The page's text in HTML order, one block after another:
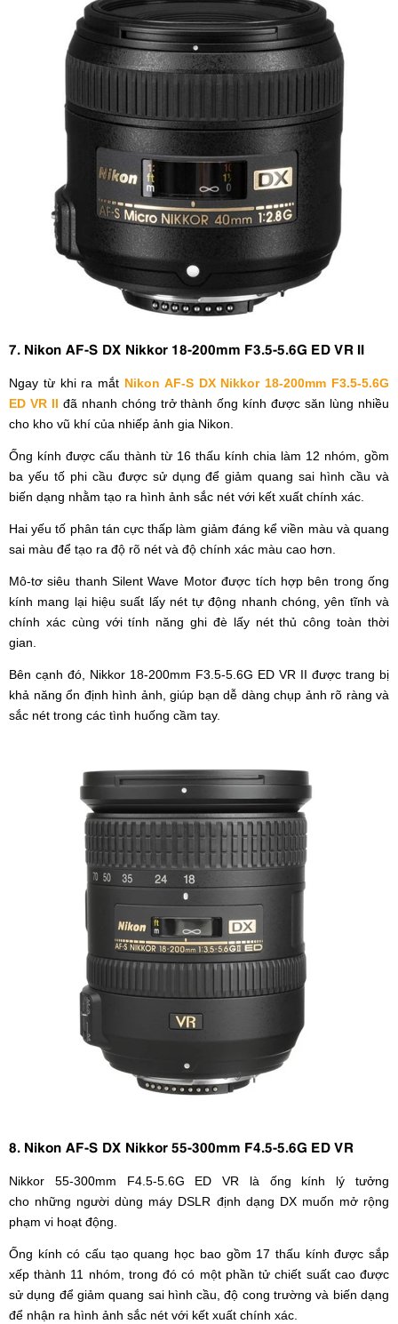
7. Nikon AF-S DX Nikkor 18-200mm F3.5-5.6G ED VR II
Ngay từ khi ra mắt Nikon AF-S DX Nikkor 18-200mm F3.5-5.6G
ED VR II đã nhanh chóng trở thành ống kính được săn lùng nhiều
cho kho vũ khí của nhiếp ảnh gia Nikon.
Ống kính được cấu thành từ 16 thấu kính chia làm 12 nhóm, gồm
ba yếu tố phi cầu được sử dụng để giảm quang sai hình cầu và
biến dạng nhằm tạo ra hình ảnh sắc nét với kết xuất chính xác.
Hai yếu tố phân tán cực thấp làm giảm đáng kể viền màu và quang
sai màu để tạo ra độ rõ nét và độ chính xác màu cao hơn.
Mô-tơ siêu thanh Silent Wave Motor được tích hợp bên trong ống
kính mang lại hiệu suất lấy nét tự động nhanh chóng, yên tĩnh và
chính xác cùng với tính năng ghi đè lấy nét thủ công toàn thời
gian.
Bên cạnh đó, Nikkor 18-200mm F3.5-5.6G ED VR II được trang bị
khả năng ổn định hình ảnh, giúp bạn dễ dàng chụp ảnh rõ ràng và
sắc nét trong các tình huống cầm tay.
8. Nikon AF-S DX Nikkor 55-300mm F4.5-5.6G ED VR
Nikkor 55-300mm F4.5-5.6G ED VR là ống kính lý tưởng
cho những người dùng máy DSLR định dạng DX muốn mở rộng
phạm vi hoạt động.
Ống kính có cấu tạo quang học bao gồm 17 thấu kính được sắp
xếp thành 11 nhóm, trong đó có một phần tử chiết suất cao được
sử dụng để giảm quang sai hình cầu, độ cong trường và biến dạng
để nhận ra hình ảnh sắc nét với kết xuất chính xác.